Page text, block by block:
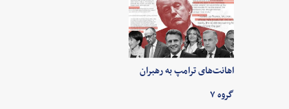
اهانت‌های ترامپ به رهبران
گروه ۷